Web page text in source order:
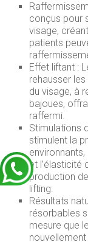
conçus pour
visage,
patients
Effet liftant :
rehausser
du visage, à
bajoues,
raffermi.
Stimulations
stimulent la
et l’élasticité
production
lifting.
Résultats
résorbables
mesure que